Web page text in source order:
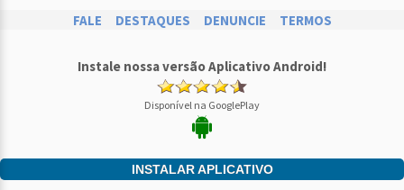
FALE DESTAQUES DENUNCIE TERMOS
Instale nossa versão Aplicativo Android!
Disponível na GooglePlay
INSTALAR APLICATIVO